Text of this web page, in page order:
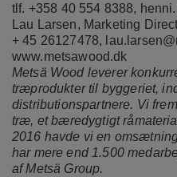
tlf. +358 40 554 8388,
Lau Larsen, Marketing
+ 45 26127478,
www.metsawood.dk
Metsä Wood leverer
træprodukter til byggeriet,
distributionspartnere. Vi
træ, et bæredygtigt
2016 havde vi en
har mere end 1.500
af Metsä Group.